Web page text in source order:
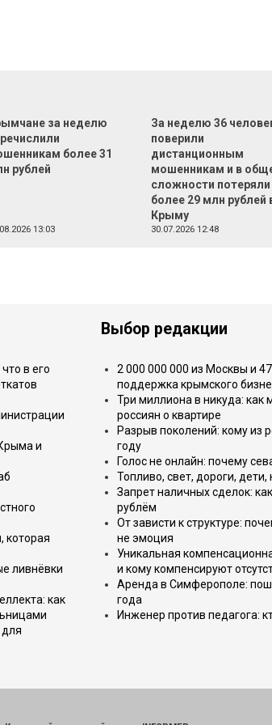
за неделю
более 31
рублей
13:03
За неделю 36
поверили
дистанционным
мошенникам и в
сложности потеряли
более 29 млн рублей
Крыму
30.07.2026 12:48
в его
и
которая
ливнёвки
как
Выбор редакции
2 000 000 000 из Москвы и
поддержка крымского
Три миллиона в никуда:
россиян о квартире
Разрыв поколений: кому из
году
Голос не онлайн: почему
Топливо, свет, дороги,
Запрет наличных сделок:
рублём
От зависти к структуре:
не эмоция
Уникальная
и кому компенсируют
Аренда в Симферополе:
года
Инженер против педагога: